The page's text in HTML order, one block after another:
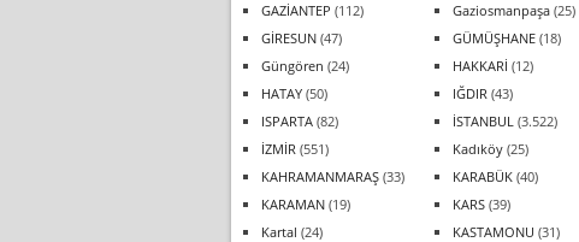
GAZİANTEP (112) Gaziosmanpaşa (25)
GİRESUN (47) GÜMÜŞHANE (18)
Güngören (24) HAKKARİ (12)
HATAY (50) IĞDIR (43)
ISPARTA (82) İSTANBUL (3.522)
İZMİR (551) Kadıköy (25)
KAHRAMANMARAŞ (33) KARABÜK (40)
KARAMAN (19) KARS (39)
Kartal (24) KASTAMONU (31)